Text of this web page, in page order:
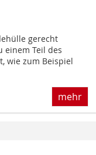
gerecht
einem Teil des
wie zum Beispiel
mehr